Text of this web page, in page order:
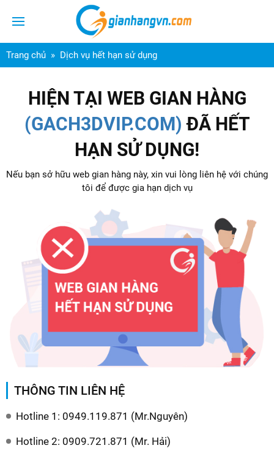
Trang chủ Dịch vụ hết hạn sử dụng
HIỆN TẠI WEB GIAN HÀNG
(GACH3DVIP.COM) ĐÃ HẾT
HẠN SỬ DỤNG!
Nếu bạn sở hữu web gian hàng này, xin vui lòng liên hệ với chúng
tôi để được gia hạn dịch vụ
THÔNG TIN LIÊN HỆ
Hotline 1: 0949.119.871 (Mr.Nguyên)
Hotline 2: 0909.721.871 (Mr. Hải)